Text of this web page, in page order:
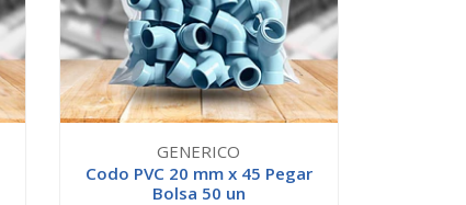
GENERICO
Codo PVC 20 mm x 45 Pegar
Bolsa 50 un